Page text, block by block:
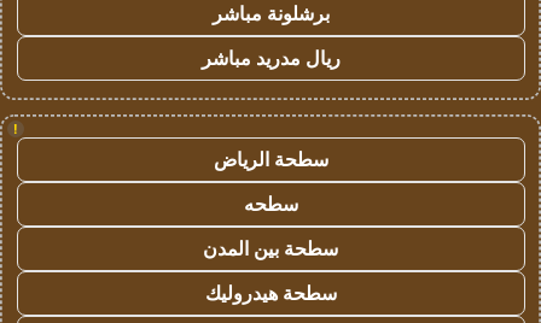
برشلونة مباشر
ريال مدريد مباشر
!
سطحة الرياض
سطحه
سطحة بين المدن
سطحة هيدروليك